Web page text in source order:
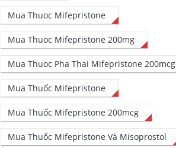
Mua Thuoc Mifepristone
Mua Thuoc Mifepristone 200mg
Mua Thuoc Pha Thai Mifepristone 200mcg
Mua Thuốc Mifepristone
Mua Thuốc Mifepristone 200mcg
Mua Thuốc Mifepristone Và Misoprostol